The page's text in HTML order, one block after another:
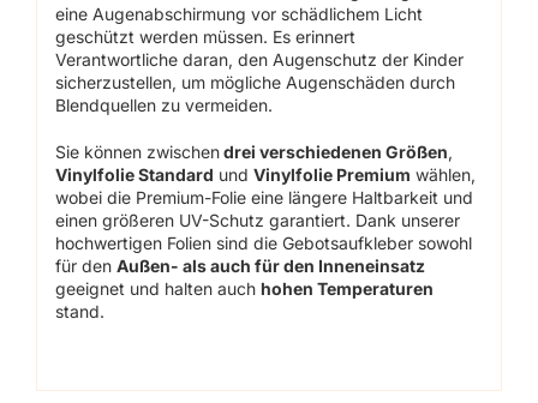
eine Augenabschirmung vor schädlichem Licht
geschützt werden müssen. Es erinnert
Verantwortliche daran, den Augenschutz der Kinder
sicherzustellen, um mögliche Augenschäden durch
Blendquellen zu vermeiden.
Sie können zwischendrei verschiedenen Größen,
Vinylfolie Standard undVinylfolie Premium wählen,
wobei die Premium-Folie eine längere Haltbarkeit und
einen größeren UV-Schutz garantiert. Dank unserer
hochwertigen Folien sind die Gebotsaufkleber sowohl
für denAußen- als auch für den Inneneinsatz
geeignet und halten auch hohen Temperaturen
stand.